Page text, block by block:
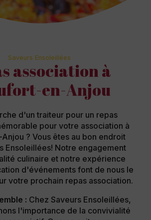
Saveurs Ensoleillées
association à
en-Anjou
d'un traiteur pour un repas
pour votre association à
? Vous êtes au bon endroit
Ensoleillées! Notre engagement
culinaire et notre expérience
d'événements font de nous le
votre prochain repas association.
: Chez Saveurs Ensoleillées,
l'importance de la convivialité